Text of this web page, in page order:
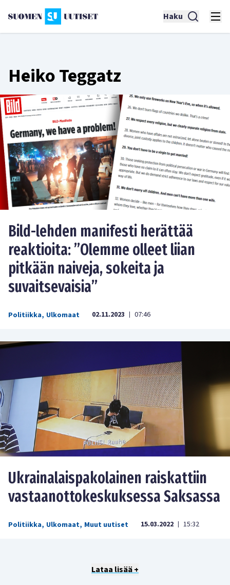
Haku
Heiko Teggatz
Bild-lehden manifesti herättää
reaktioita: ”Olemme olleet liian
pitkään naiveja, sokeita ja
suvaitsevaisia”
Politiikka, Ulkomaat 02.11.2023 | 07:46
Ukrainalaispakolainen raiskattiin
vastaanottokeskuksessa Saksassa
Politiikka, Ulkomaat, Muut uutiset 15.03.2022 | 15:32
Lataa lisää +